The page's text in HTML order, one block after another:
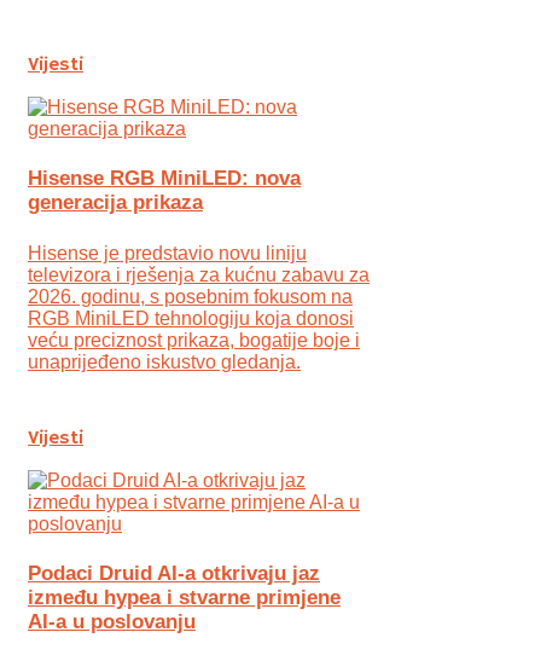
Vijesti
Hisense RGB MiniLED: nova
generacija prikaza
Hisense je predstavio novu liniju
televizora i rješenja za kućnu zabavu za
2026. godinu, s posebnim fokusom na
RGB MiniLED tehnologiju koja donosi
veću preciznost prikaza, bogatije boje i
unaprijeđeno iskustvo gledanja.
Vijesti
Podaci Druid AI-a otkrivaju jaz
između hypea i stvarne primjene
AI-a u poslovanju